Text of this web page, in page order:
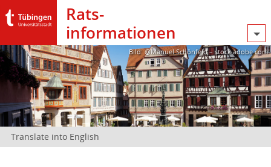
Rats­
informationen
Bild: @Manuel Schönfeld – stock.adobe.com
Translate into English